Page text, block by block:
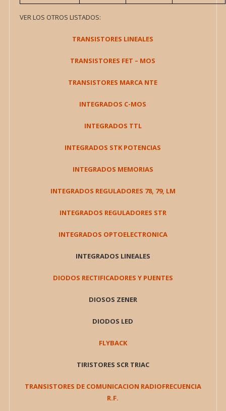
VER LOS OTROS LISTADOS:
TRANSISTORES LINEALES
TRANSISTORES FET – MOS
TRANSISTORES MARCA NTE
INTEGRADOS C-MOS
INTEGRADOS TTL
INTEGRADOS STK POTENCIAS
INTEGRADOS MEMORIAS
INTEGRADOS REGULADORES 78, 79, LM
INTEGRADOS REGULADORES STR
INTEGRADOS OPTOELECTRONICA
INTEGRADOS LINEALES
DIODOS RECTIFICADORES Y PUENTES
DIOSOS ZENER
DIODOS LED
FLYBACK
TIRISTORES SCR TRIAC
TRANSISTORES DE COMUNICACION RADIOFRECUENCIA
R.F.